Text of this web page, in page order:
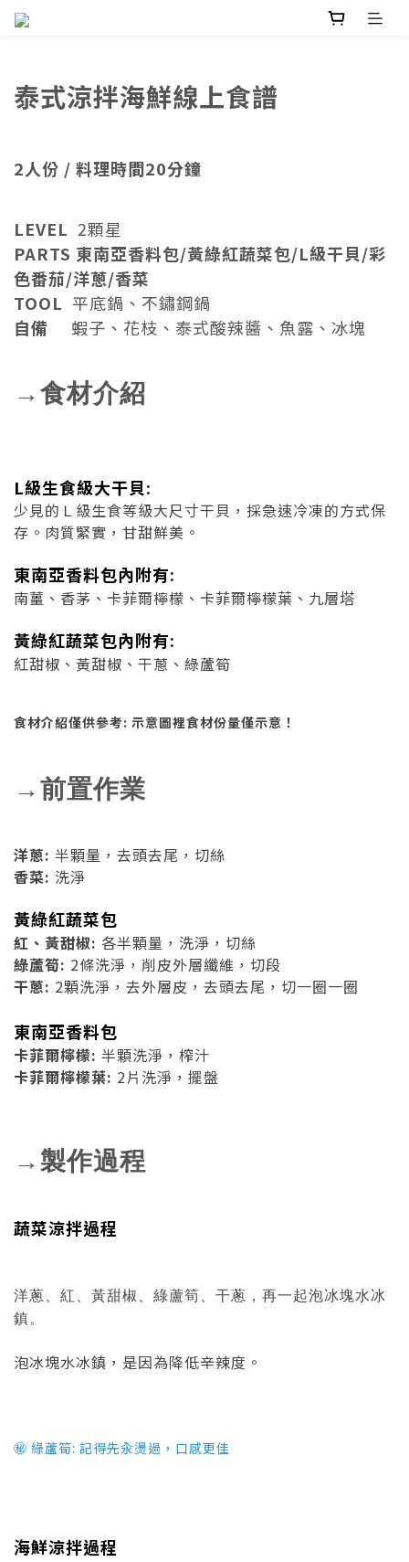
泰式涼拌海鮮線上食譜
2人份 / 料理時間20分鐘
LEVEL 2顆星
PARTS 東南亞香料包/黃綠紅蔬菜包/L級干貝/彩
色番茄/洋蔥/香菜
TOOL 平底鍋、不鏽鋼鍋
自備 蝦子、花枝、泰式酸辣醬、魚露、 冰塊
→食材介紹
L級生食級大干貝:
少見的Ｌ級生食等級大尺寸干貝，採急速冷凍的方式保
存。肉質緊實，甘甜鮮美。
東南亞香料包內附有:
南薑、香茅、卡菲爾檸檬、卡菲爾檸檬葉、九層塔
黃綠紅蔬菜包內附有:
紅甜椒、黃甜椒、干蔥、綠蘆筍
食材介紹僅供參考: 示意圖裡食材份量僅示意！
→前置作業
洋蔥: 半顆量，去頭去尾，切絲
香菜: 洗淨
黃綠紅蔬菜包
紅、黃甜椒: 各半顆量，洗淨，切絲
綠蘆筍: 2條洗淨，削皮外層纖維，切段
干蔥: 2顆洗淨，去外層皮，去頭去尾，切一圈一圈
東南亞香料包
卡菲爾檸檬: 半顆洗淨，榨汁
卡菲爾檸檬葉: 2片洗淨，擺盤
→製作過程
蔬菜涼拌過程
洋蔥、紅、黃甜椒、綠蘆筍、干蔥，再一起泡冰塊水冰
鎮。
泡冰塊水冰鎮，是因為降低辛辣度。
㊙ 綠蘆筍: 記得先汆燙過，口感更佳
海鮮涼拌過程